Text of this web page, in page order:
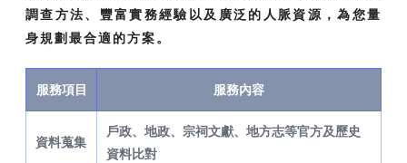
調查方法、豐富實務經驗以及廣泛的人脈資源，為您量
身規劃最合適的方案。
服務項目 服務內容
資料蒐集
戶政、地政、宗祠文獻、地方志等官方及歷史
資料比對